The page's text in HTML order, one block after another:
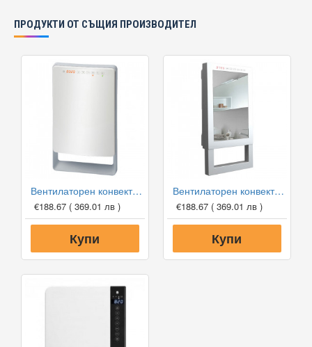
ПРОДУКТИ ОТ СЪЩИЯ ПРОИЗВОДИТЕЛ
Вентилаторен конвектор за баня Tedan Touch
€188.67 ( 369.01 лв )
Купи
Вентилаторен конвектор за баня Tedan Quadro Visio
€188.67 ( 369.01 лв )
Купи